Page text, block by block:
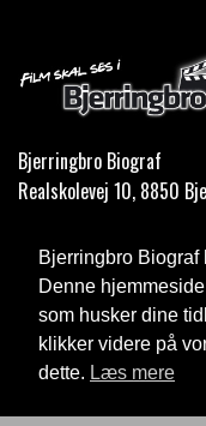
Bjerringbro Biograf
Denne
som husker dine
klikker videre på
dette. Læs mere
Bjerringbro Biograf
Realskolevej 10, 8850
Telefon:35 11 59 59
Email:
Cookie- og